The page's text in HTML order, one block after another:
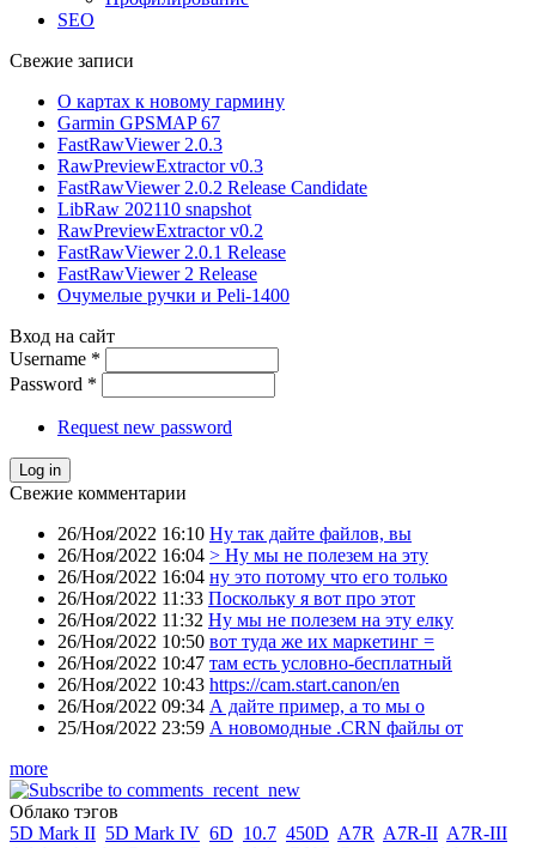
SEO
Свежие записи
О картах к новому гармину
Garmin GPSMAP 67
FastRawViewer 2.0.3
RawPreviewExtractor v0.3
FastRawViewer 2.0.2 Release Candidate
LibRaw 202110 snapshot
RawPreviewExtractor v0.2
FastRawViewer 2.0.1 Release
FastRawViewer 2 Release
Очумелые ручки и Peli-1400
Вход на сайт
Username *
Password *
Request new password
Свежие комментарии
26/Ноя/2022 16:10 Ну так дайте файлов, вы
26/Ноя/2022 16:04 > Ну мы не полезем на эту
26/Ноя/2022 16:04 ну это потому что его только
26/Ноя/2022 11:33 Поскольку я вот про этот
26/Ноя/2022 11:32 Ну мы не полезем на эту елку
26/Ноя/2022 10:50 вот туда же их маркетинг =
26/Ноя/2022 10:47 там есть условно-бесплатный
26/Ноя/2022 10:43 https://cam.start.canon/en
26/Ноя/2022 09:34 А дайте пример, а то мы о
25/Ноя/2022 23:59 А новомодные .CRN файлы от
more
Облако тэгов
5D Mark II 5D Mark IV 6D 10.7 450D A7R A7R-II A7R-III